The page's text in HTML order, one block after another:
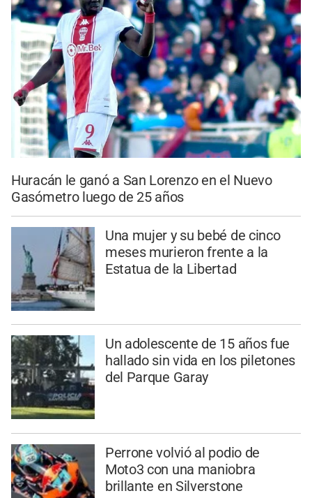
Huracán le ganó a San Lorenzo en el Nuevo
Gasómetro luego de 25 años
Una mujer y su bebé de cinco
meses murieron frente a la
Estatua de la Libertad
Un adolescente de 15 años fue
hallado sin vida en los piletones
del Parque Garay
Perrone volvió al podio de
Moto3 con una maniobra
brillante en Silverstone